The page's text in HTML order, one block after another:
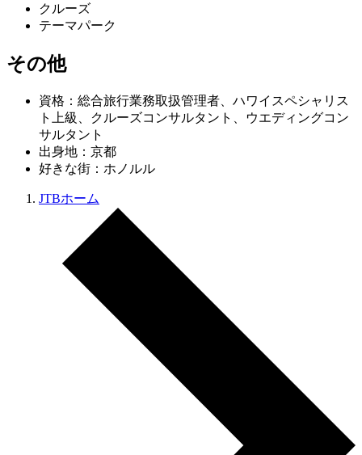
クルーズ
テーマパーク
その他
資格：総合旅行業務取扱管理者、ハワイスペシャリス
ト上級、クルーズコンサルタント、ウエディングコン
サルタント
出身地：京都
好きな街：ホノルル
JTBホーム